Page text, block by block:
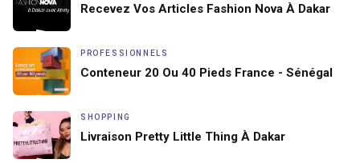
Recevez Vos Articles Fashion Nova À Dakar
PROFESSIONNELS
Conteneur 20 Ou 40 Pieds France - Sénégal
SHOPPING
Livraison Pretty Little Thing À Dakar